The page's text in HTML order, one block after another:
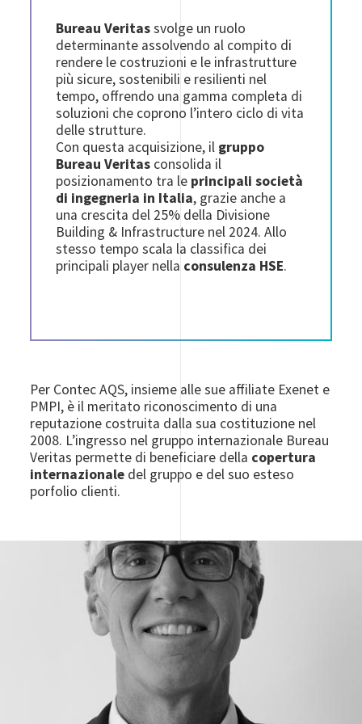
Bureau Veritassvolge un ruolo
determinante assolvendo al compito di
rendere le costruzioni e le infrastrutture
più sicure, sostenibili e resilienti nel
tempo, offrendo una gamma completa di
soluzioni che coprono l’intero ciclo di vita
delle strutture.
Con questa acquisizione, il gruppo
Bureau Veritas consolida il
posizionamento tra le principali società
di ingegneria in Italia, grazie anche a
una crescita del 25% della Divisione
Building & Infrastructure nel 2024. Allo
stesso tempo scala la classifica dei
principali player nella consulenza HSE.
Per Contec AQS, insieme alle sue affiliate Exenet e
PMPI, è il meritato riconoscimento di una
reputazione costruita dalla sua costituzione nel
2008. L’ingresso nel gruppo internazionale Bureau
Veritas permette di beneficiare della copertura
internazionale del gruppo e del suo esteso
porfolio clienti.